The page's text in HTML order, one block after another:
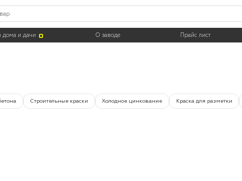
дома и дачи О заводе Прайс лист
Строительные краски Холодное цинкование Краска для разметки
Цвет Тара